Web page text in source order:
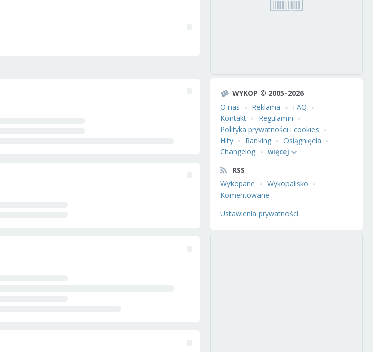
WYKOP © 2005-2026
O nas
Reklama
FAQ
Kontakt
Regulamin
Polityka prywatności i cookies
Hity
Ranking
Osiągnięcia
Changelog
więcej
RSS
Wykopane
Wykopalisko
Komentowane
Ustawienia prywatności